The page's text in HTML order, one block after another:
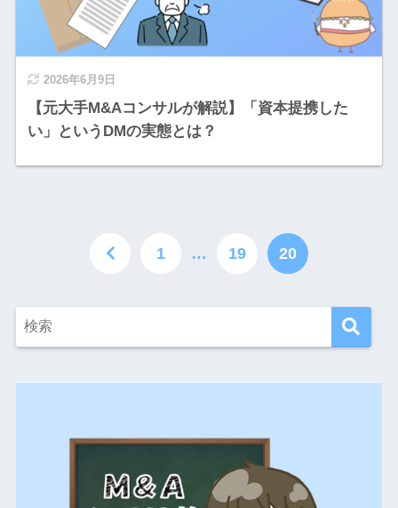
2026年6月9日
【元大手M&Aコンサルが解説】「資本提携した
い」というDMの実態とは？
1 … 19 20